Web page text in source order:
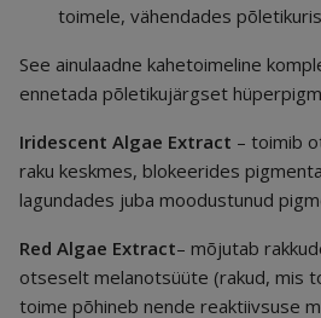
toimele, vähendades
See ainulaadne kahetoimeline
ennetada põletikujärgset
Iridescent Algae Extract – toimib
raku keskmes, blokeerides
lagundades juba moodustunud
Red Algae Extract– mõjutab
otseselt melanotsüüte (rakud, mis
toime põhineb nende reaktiivsuse